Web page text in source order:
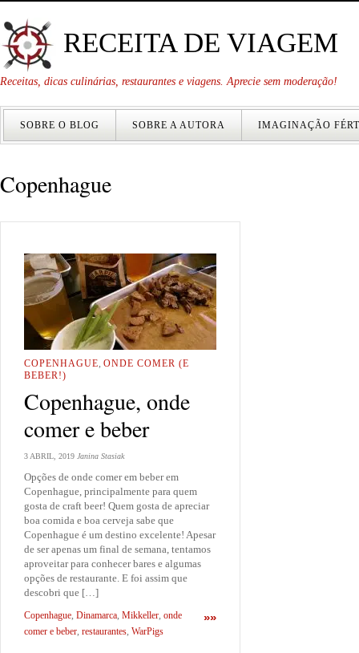
RECEITA DE VIAGEM
Receitas, dicas culinárias, restaurantes e viagens. Aprecie sem moderação!
SOBRE O BLOG SOBRE A AUTORA IMAGINAÇÃO
Copenhague
COPENHAGUE, ONDE COMER (E
BEBER!)
Copenhague, onde
comer e beber
3 ABRIL, 2019 Janina Stasiak
Opções de onde comer em beber em
Copenhague, principalmente para quem
gosta de craft beer! Quem gosta de apreciar
boa comida e boa cerveja sabe que
Copenhague é um destino excelente! Apesar
de ser apenas um final de semana, tentamos
aproveitar para conhecer bares e algumas
opções de restaurante. E foi assim que
descobri que […]
»»
Copenhague, Dinamarca, Mikkeller, onde
comer e beber, restaurantes, WarPigs